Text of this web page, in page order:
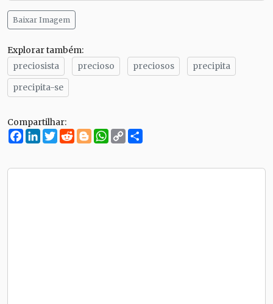
Baixar Imagem
Explorar também:
preciosista
precioso preciosos
precipita
precipita-se
Compartilhar:
Facebook
LinkedIn
Twitter
RedditBloggerWhatsApp
Copy
Link